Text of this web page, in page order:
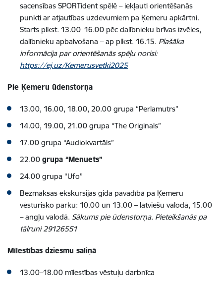
sacensības SPORTident spēlē – iekļauti orientēšanās
punkti ar atjautības uzdevumiem pa Ķemeru apkārtni.
Starts plkst. 13.00–16.00 pēc dalībnieku brīvas izvēles,
dalībnieku apbalvošana – ap plkst. 16.15. Plašāka
informācija par orientēšanās spēļu norisi:
https://ej.uz/Kemerusvetki2025
Pie Ķemeru ūdenstorņa
13.00, 16.00, 18.00, 20.00 grupa “Perlamutrs”
14.00, 19.00, 21.00 grupa “The Originals”
17.00 grupa “Audiokvartāls”
22.00 grupa “Menuets”
24.00 grupa “Ufo”
Bezmaksas ekskursijas gida pavadībā pa Ķemeru
vēsturisko parku: 10.00 un 13.00 – latviešu valodā, 15.00
– angļu valodā. Sākums pie ūdenstorņa. Pieteikšanās pa
tālruni 29126551
Mīlestības dziesmu saliņā
13.00–18.00 mīlestības vēstuļu darbnīca